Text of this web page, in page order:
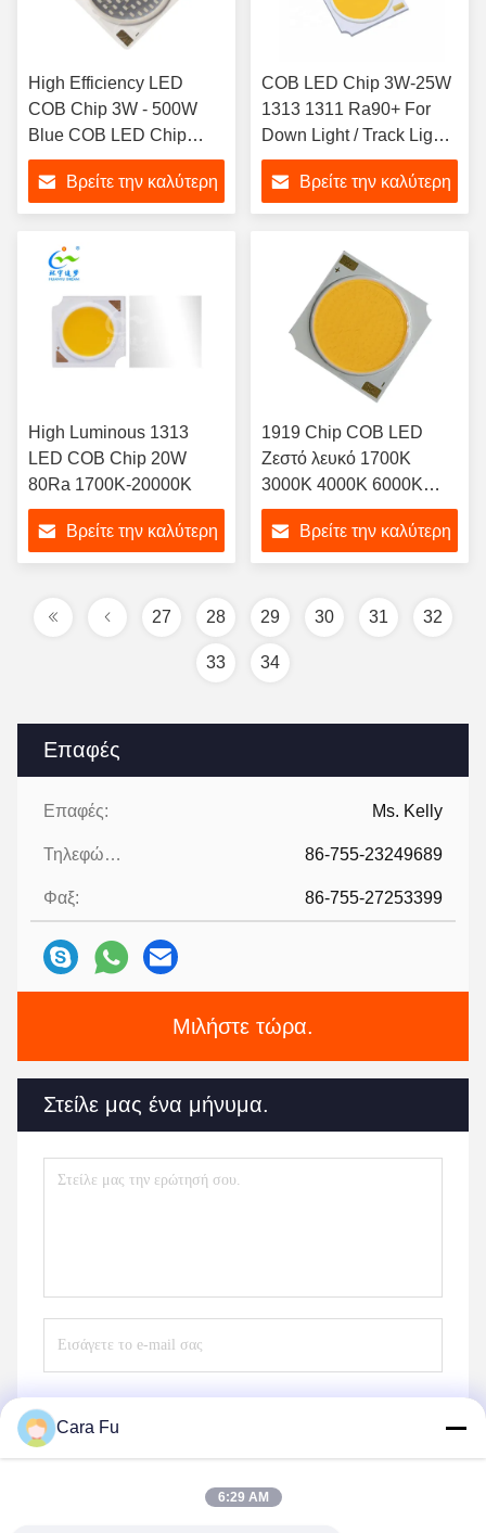
Επαφές
Επαφές: Ms. Kelly
Τηλεφώνημα: 86-755-23249689
Φαξ: 86-755-27253399
Μιλήστε τώρα.
Στείλε μας ένα μήνυμα.
High Efficiency LED
COB Chip 3W - 500W
Blue COB LED Chip
450nm
Βρείτε την καλύτερη
COB LED Chip 3W-25W
1313 1311 Ra90+ ​​For
Down Light / Track Light /
Spot Light
Βρείτε την καλύτερη
High Luminous 1313
LED COB Chip 20W
80Ra 1700K-20000K
Βρείτε την καλύτερη
1919 Chip COB LED
Ζεστό λευκό 1700K
3000K 4000K 6000K
7000K
Βρείτε την καλύτερη
27 28 29 30 31 32
33 34
Cara Fu
6:29 AM